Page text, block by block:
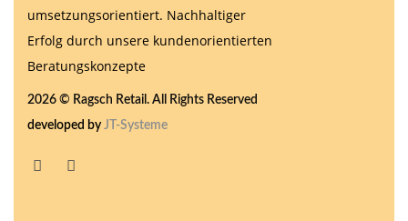
umsetzungsorientiert. Nachhaltiger
Erfolg durch unsere kundenorientierten
Beratungskonzepte
2026 © Ragsch Retail. All Rights Reserved
developed by JT-Systeme